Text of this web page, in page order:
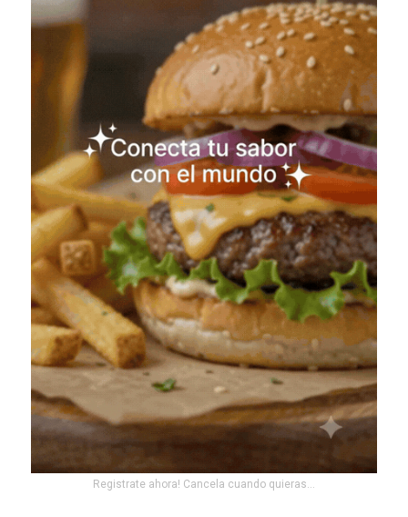
Registrate ahora! Cancela cuando quieras...